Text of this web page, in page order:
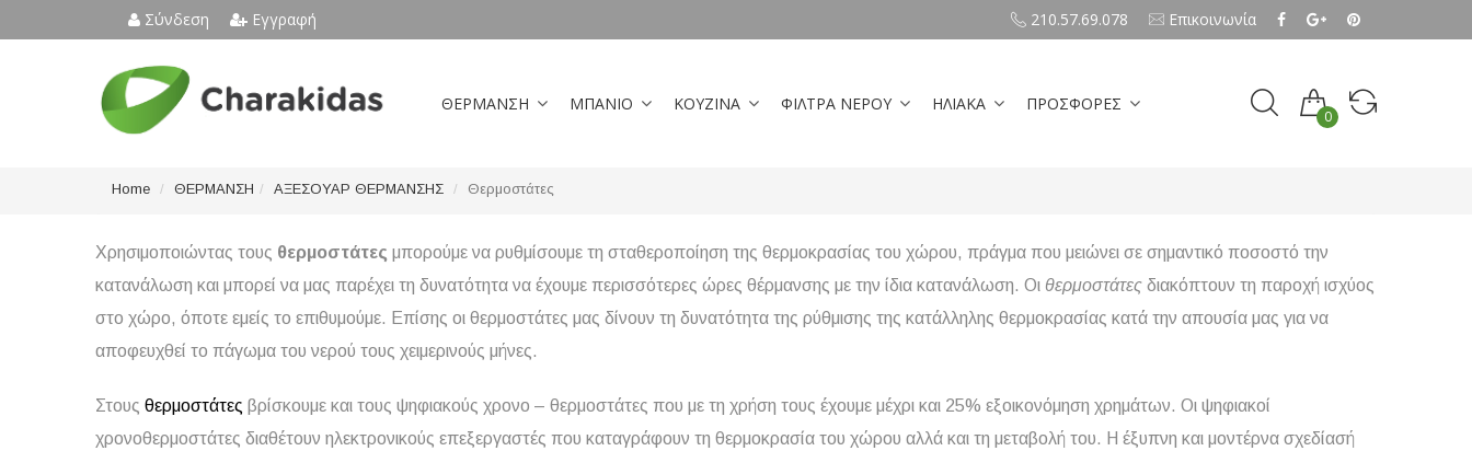
Σύνδεση Εγγραφή 210.57.69.078 Επικοινωνία
ΘΕΡΜΑΝΣΗ ΜΠΑΝΙΟ ΚΟΥΖΙΝΑ ΦΙΛΤΡΑ ΝΕΡΟΥ ΗΛΙΑΚΑ ΠΡΟΣΦΟΡΕΣ
0
Home ΘΕΡΜΑΝΣΗ ΑΞΕΣΟΥΑΡ ΘΕΡΜΑΝΣΗΣ Θερμοστάτες
Χρησιμοποιώντας τους θερμοστάτες μπορούμε να ρυθμίσουμε τη σταθεροποίηση της θερμοκρασίας του χώρου, πράγμα που μειώνει σε σημαντικό ποσοστό την
κατανάλωση και μπορεί να μας παρέχει τη δυνατότητα να έχουμε περισσότερες ώρες θέρμανσης με την ίδια κατανάλωση. Οι θερμοστάτες διακόπτουν τη παροχή ισχύος
στο χώρο, όποτε εμείς το επιθυμούμε. Επίσης οι θερμοστάτες μας δίνουν τη δυνατότητα της ρύθμισης της κατάλληλης θερμοκρασίας κατά την απουσία μας για να
αποφευχθεί το πάγωμα του νερού τους χειμερινούς μήνες.
Στους θερμοστάτες βρίσκουμε και τους ψηφιακούς χρονο – θερμοστάτες που με τη χρήση τους έχουμε μέχρι και 25% εξοικονόμηση χρημάτων. Οι ψηφιακοί
χρονοθερμοστάτες διαθέτουν ηλεκτρονικούς επεξεργαστές που καταγράφουν τη θερμοκρασία του χώρου αλλά και τη μεταβολή του. Η έξυπνη και μοντέρνα σχεδίασή